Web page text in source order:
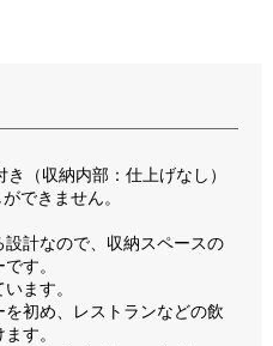
（収納内部：仕上げなし）
できません。
計なので、収納スペースの
す。
ます。
初め、レストランなどの飲
す。